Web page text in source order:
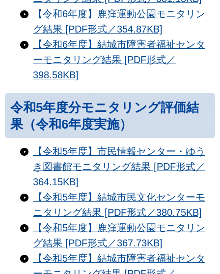
【令和6年度】鹿窪運動公園モニタリン
グ結果 [PDF形式／354.87KB]
【令和6年度】結城市障害者福祉センタ
ーモニタリング結果 [PDF形式／
398.58KB]
令和5年度分モニタリング評価結
果（令和6年度実施）
【令和5年度】市民情報センター・ゆう
き図書館モニタリング結果 [PDF形式／
364.15KB]
【令和5年度】結城市民文化センターモ
ニタリング結果 [PDF形式／380.75KB]
【令和5年度】鹿窪運動公園モニタリン
グ結果 [PDF形式／367.73KB]
【令和5年度】結城市障害者福祉センタ